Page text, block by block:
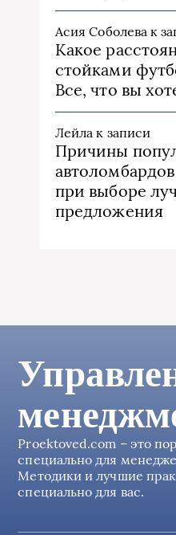
Асия Соболева к
Какое
стойками
Все, что вы
Лейла к записи
Причины
при выборе
предложения
Proektoved.com – это
специально для
Методики и лучшие
специально для вас.